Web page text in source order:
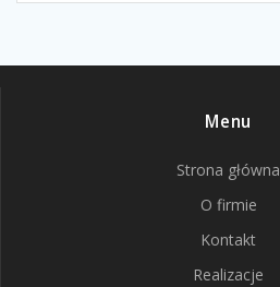
Menu
Strona główna
O firmie
Kontakt
Realizacje